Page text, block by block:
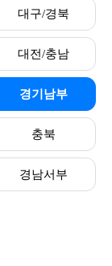
대구/경북
대전/충남
경기남부
충북
경남서부